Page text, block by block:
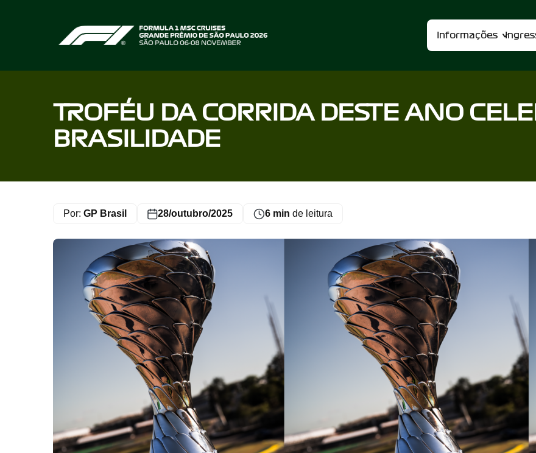
Informações
TROFÉU DA CORRIDA DESTE ANO
BRASILIDADE
Por: GP Brasil 28/outubro/2025 6 min de leitura